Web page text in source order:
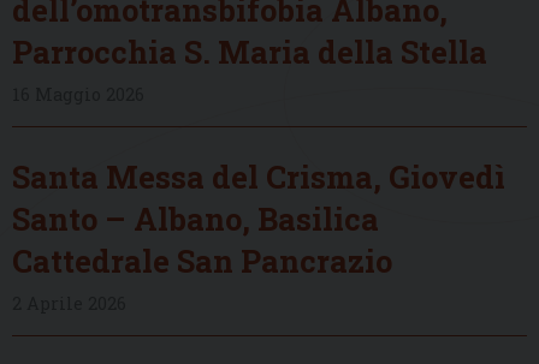
dell’omotransbifobia Albano,
Parrocchia S. Maria della Stella
Santa Messa del Crisma, Giovedì
Santo – Albano, Basilica
Cattedrale San Pancrazio